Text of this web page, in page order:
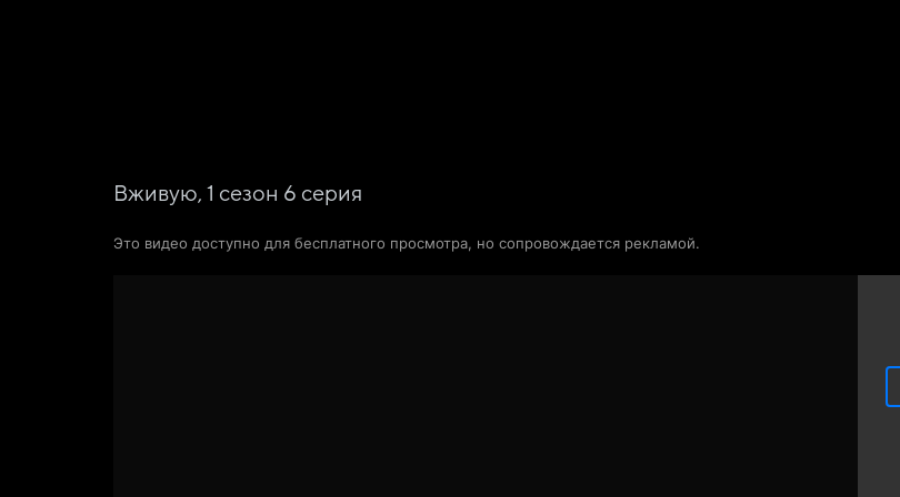
Вживую, 1 сезон 6 серия
Это видео доступно для бесплатного просмотра, но сопровождается рекламой.